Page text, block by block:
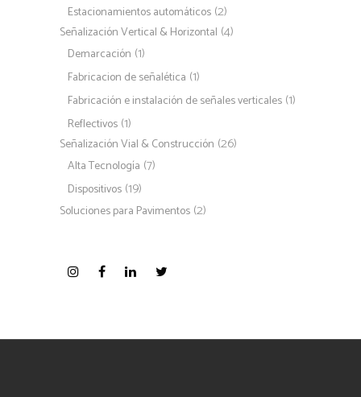
Estacionamientos automáticos (2)
Señalización Vertical & Horizontal (4)
Demarcación (1)
Fabricacion de señalética (1)
Fabricación e instalación de señales verticales (1)
Reflectivos (1)
Señalización Vial & Construcción (26)
Alta Tecnología (7)
Dispositivos (19)
Soluciones para Pavimentos (2)